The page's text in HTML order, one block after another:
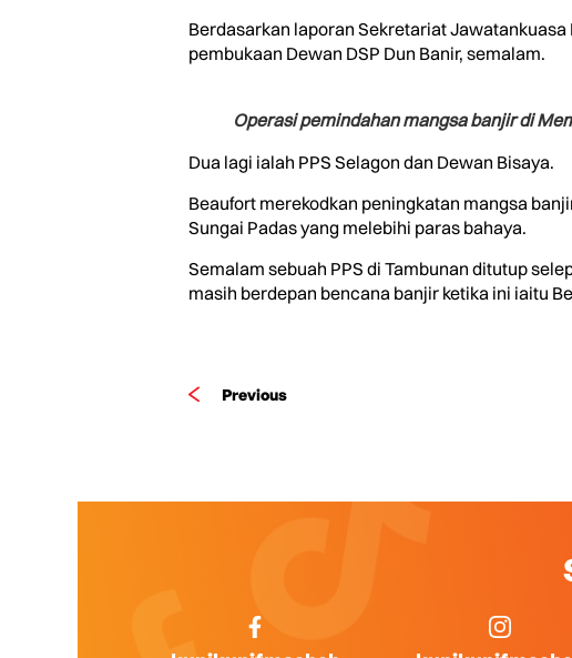
Berdasarkan laporan Sekretariat Jawatankuasa
pembukaan Dewan DSP Dun Banir, semalam.
Operasi pemindahan mangsa banjir di
Dua lagi ialah PPS Selagon dan Dewan Bisaya.
Beaufort merekodkan peningkatan mangsa
Sungai Padas yang melebihi paras bahaya.
Semalam sebuah PPS di Tambunan ditutup
masih berdepan bencana banjir ketika ini iaitu
Previous